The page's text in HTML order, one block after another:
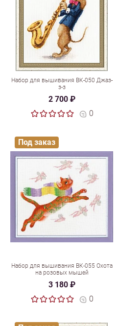
Набор для вышивания ВК-050 Джаз-
з-з
2 700 ₽
0
Набор для вышивания ВК-055 Охота
на розовых мышей
3 180 ₽
0
Под заказ